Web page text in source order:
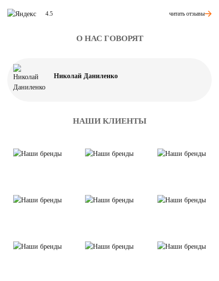
4.5 читать отзывы
О НАС ГОВОРЯТ
Николай Даниленко
НАШИ КЛИЕНТЫ